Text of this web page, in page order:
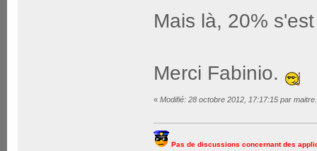
Mais là, 20%
Merci Fabinio.
« Modifié: 28 octobre 2012, 17:17:15 par
Pas de discussions concernant des